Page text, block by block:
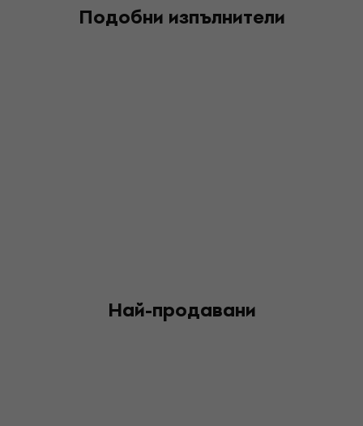
Подобни изпълнители
Най-продавани